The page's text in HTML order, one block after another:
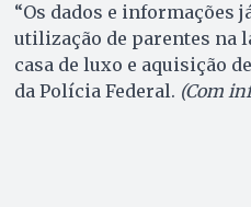
“Os dados e informações
utilização de parentes na
casa de luxo e aquisição
da Polícia Federal. (Com